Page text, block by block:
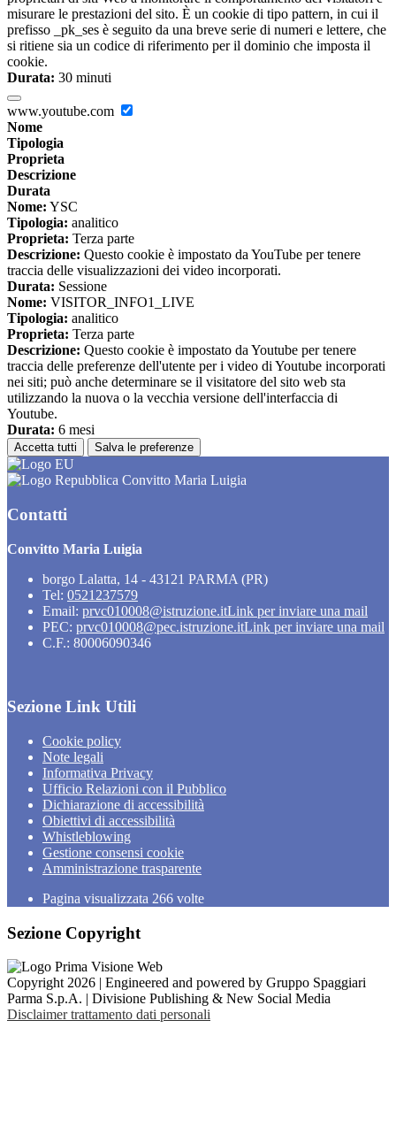
misurare le prestazioni del sito. È un cookie di tipo pattern, in cui il
prefisso _pk_ses è seguito da una breve serie di numeri e lettere, che
si ritiene sia un codice di riferimento per il dominio che imposta il
cookie.
Durata: 30 minuti
www.youtube.com
Nome
Tipologia
Proprieta
Descrizione
Durata
Nome: YSC
Tipologia: analitico
Proprieta: Terza parte
Descrizione: Questo cookie è impostato da YouTube per tenere
traccia delle visualizzazioni dei video incorporati.
Durata: Sessione
Nome: VISITOR_INFO1_LIVE
Tipologia: analitico
Proprieta: Terza parte
Descrizione: Questo cookie è impostato da Youtube per tenere
traccia delle preferenze dell'utente per i video di Youtube incorporati
nei siti; può anche determinare se il visitatore del sito web sta
utilizzando la nuova o la vecchia versione dell'interfaccia di
Youtube.
Durata: 6 mesi
Accetta tutti Salva le preferenze
Convitto Maria Luigia
Contatti
Convitto Maria Luigia
borgo Lalatta, 14 - 43121 PARMA (PR)
Tel: 0521237579
Email: prvc010008@istruzione.itLink per inviare una mail
PEC: prvc010008@pec.istruzione.itLink per inviare una mail
C.F.: 80006090346
Sezione Link Utili
Cookie policy
Note legali
Informativa Privacy
Ufficio Relazioni con il Pubblico
Dichiarazione di accessibilità
Obiettivi di accessibilità
Whistleblowing
Gestione consensi cookie
Amministrazione trasparente
Pagina visualizzata 266 volte
Sezione Copyright
Copyright 2026 | Engineered and powered by Gruppo Spaggiari
Parma S.p.A. | Divisione Publishing & New Social Media
Disclaimer trattamento dati personali